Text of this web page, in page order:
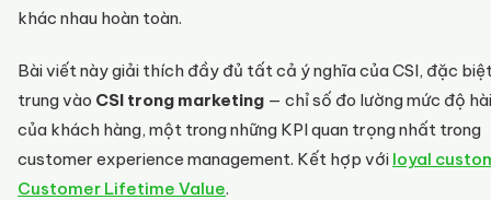
khác nhau hoàn toàn.
Bài viết này giải thích đầy đủ tất cả ý nghĩa của CSI, đặc
trung vào CSI trong marketing — chỉ số đo lường mức độ
của khách hàng, một trong những KPI quan trọng nhất trong
customer experience management. Kết hợp với loyal
Customer Lifetime Value.